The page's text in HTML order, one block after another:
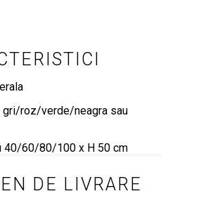
gri/roz/verde/neagra sau
40/60/80/100 x H 50 cm
DE LIVRARE